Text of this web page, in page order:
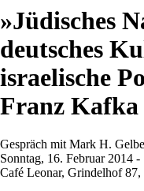
»Jüdisches
deutsches
israelische
Franz
Gespräch mit Mark H.
Sonntag, 16. Februar 2014 -
Café Leonar, Grindelhof